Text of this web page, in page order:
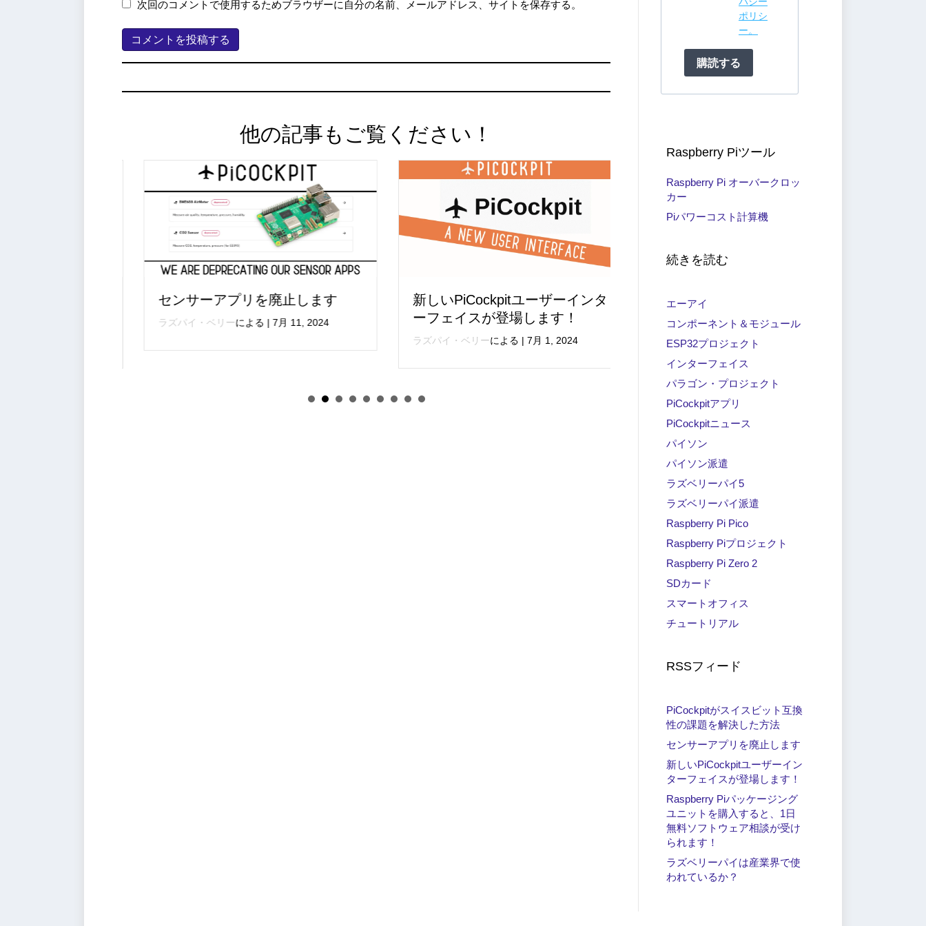
次回のコメントで使用するためブラウザーに自分の名前、メールアドレス、サイトを保存する。
他の記事もご覧ください！
センサーアプリを廃止します
ラズパイ・ベリーによる|7月 11, 2024
新しいPiCockpitユーザーインタ
ーフェイスが登場します！
ラズパイ・ベリーによる |7月 1, 2024
Raspberry Piパッケージングユニ
ットを購入すると、1日無料ソフ
トウェア相談が受けられます！
ポリシ
ー。
購読する
Raspberry Piツール
Raspberry Pi オーバークロッ
カー
Piパワーコスト計算機
続きを読む
エーアイ
コンポーネント＆モジュール
ESP32プロジェクト
インターフェイス
パラゴン・プロジェクト
PiCockpitアプリ
PiCockpitニュース
パイソン
パイソン派遣
ラズベリーパイ5
ラズベリーパイ派遣
Raspberry Pi Pico
Raspberry Piプロジェクト
Raspberry Pi Zero 2
SDカード
スマートオフィス
チュートリアル
RSSフィード
PiCockpitがスイスビット互換
性の課題を解決した方法
センサーアプリを廃止します
新しいPiCockpitユーザーイン
ターフェイスが登場します！
Raspberry Piパッケージング
ユニットを購入すると、1日
無料ソフトウェア相談が受け
られます！
ラズベリーパイは産業界で使
われているか？